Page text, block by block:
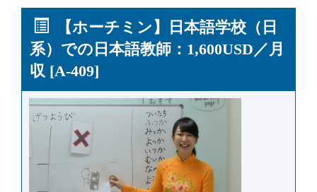
【ホーチミン】日本語学校（日
系）での日本語教師：1,600USD／月
収 [A-409]